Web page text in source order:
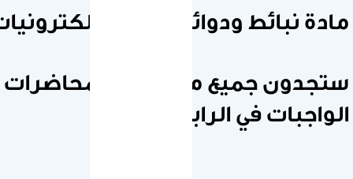
ودوائر الميكروالكترونيات
جميع ملخصات المحاضرات وحلول
في الرابط التالي